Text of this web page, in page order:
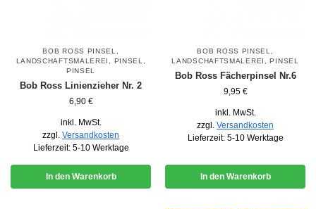
BOB ROSS PINSEL
LANDSCHAFTSMALEREI
PINSEL
PINSEL
Bob Ross Linienzieher Nr. 2
6,90 €
inkl. MwSt.
zzgl. Versandkosten
Lieferzeit: 5-10 Werktage
In den Warenkorb
BOB ROSS PINSEL
LANDSCHAFTSMALEREI
,PINSEL
Bob Ross Fächerpinsel Nr.6
9,95 €
inkl. MwSt.
zzgl. Versandkosten
Lieferzeit: 5-10 Werktage
In den Warenkorb